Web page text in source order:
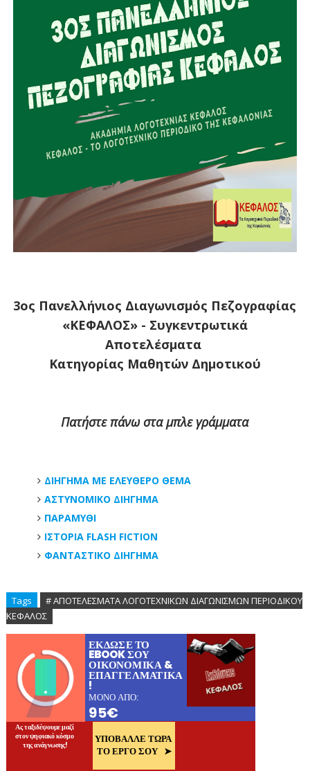
3ος Πανελλήνιος Διαγωνισμός Πεζογραφίας
«ΚΕΦΑΛΟΣ» - Συγκεντρωτικά
Αποτελέσματα
Κατηγορίας Μαθητών Δημοτικού
Πατήστε πάνω στα μπλε γράμματα
ΔΙΗΓΗΜΑ ΜΕ ΕΛΕΥΘΕΡΟ ΘΕΜΑ
ΑΣΤΥΝΟΜΙΚΟ ΔΙΗΓΗΜΑ
ΠΑΡΑΜΥΘΙ
ΙΣΤΟΡΙΑ FLASH FICTION
ΦΑΝΤΑΣΤΙΚΟ ΔΙΗΓΗΜΑ
Tags
# ΑΠΟΤΕΛΕΣΜΑΤΑ ΛΟΓΟΤΕΧΝΙΚΩΝ ΔΙΑΓΩΝΙΣΜΩΝ ΠΕΡΙΟΔΙΚΟΥ
ΚΕΦΑΛΟΣ